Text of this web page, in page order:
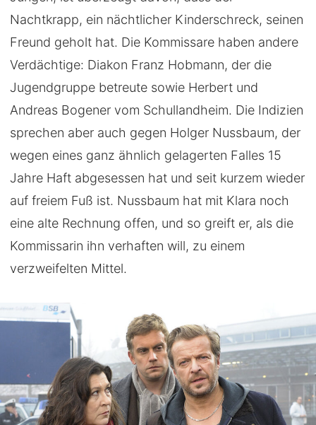
Nachtkrapp, ein nächtlicher Kinderschreck, seinen
Freund geholt hat. Die Kommissare haben andere
Verdächtige: Diakon Franz Hobmann, der die
Jugendgruppe betreute sowie Herbert und
Andreas Bogener vom Schullandheim. Die Indizien
sprechen aber auch gegen Holger Nussbaum, der
wegen eines ganz ähnlich gelagerten Falles 15
Jahre Haft abgesessen hat und seit kurzem wieder
auf freiem Fuß ist. Nussbaum hat mit Klara noch
eine alte Rechnung offen, und so greift er, als die
Kommissarin ihn verhaften will, zu einem
verzweifelten Mittel.